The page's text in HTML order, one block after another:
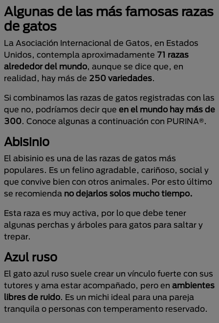
Algunas de las más famosas razas
de gatos
La Asociación Internacional de Gatos, en Estados
Unidos, contempla aproximadamente 71 razas
alrededor del mundo, aunque se dice que, en
realidad, hay más de 250 variedades.
Si combinamos las razas de gatos registradas con las
que no, podríamos decir que en el mundo hay más de
300. Conoce algunas a continuación con PURINA®.
Abisinio
El abisinio es una de las razas de gatos más
populares. Es un felino agradable, cariñoso, social y
que convive bien con otros animales. Por esto último
se recomienda no dejarlos solos mucho tiempo.
Esta raza es muy activa, por lo que debe tener
algunas perchas y árboles para gatos para saltar y
trepar.
Azul ruso
El gato azul ruso suele crear un vínculo fuerte con sus
tutores y ama estar acompañado, pero en ambientes
libres de ruido. Es un michi ideal para una pareja
tranquila o personas con temperamento reservado.